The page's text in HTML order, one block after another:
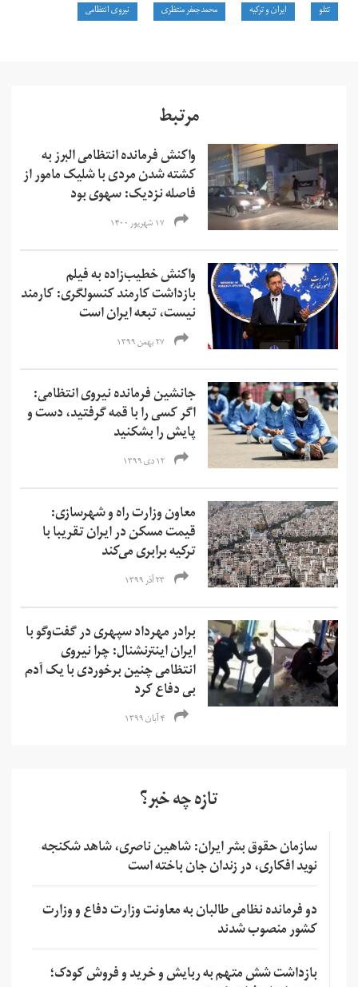
تتلو ایران و ترکیه محمدجعفر منتظری نیروی انتظامی
مرتبط
واکنش فرمانده انتظامی البرز به
کشته شدن مردی با شلیک مامور از
فاصله نزدیک: سهوی بود
۱۷ شهریور ۱۴۰۰
واکنش خطیب‌زاده به فیلم
بازداشت کارمند کنسولگری: کارمند
نیست، تبعه ایران است
۲۷ بهمن ۱۳۹۹
جانشین فرمانده نیروی انتظامی:
اگر کسی را با قمه گرفتید، دست و
پایش را بشکنید
۱۲ دی ۱۳۹۹
معاون وزارت راه و شهرسازی:
قیمت مسکن در ایران تقریبا با
ترکیه برابری می‌کند
۲۳ آذر ۱۳۹۹
برادر مهرداد سپهری در گفت‌وگو با
ایران اینترنشنال: چرا نیروی
انتظامی چنین برخوردی با یک آدم
بی دفاع کرد
۴ آبان ۱۳۹۹
تازه چه خبر؟
سازمان حقوق بشر ایران: شاهین ناصری، شاهد شکنجه
نوید افکاری، در زندان جان باخته است
دو فرمانده نظامی طالبان به معاونت وزارت دفاع و وزارت
کشور منصوب شدند
بازداشت شش متهم به ربایش و خرید و فروش کودک؛